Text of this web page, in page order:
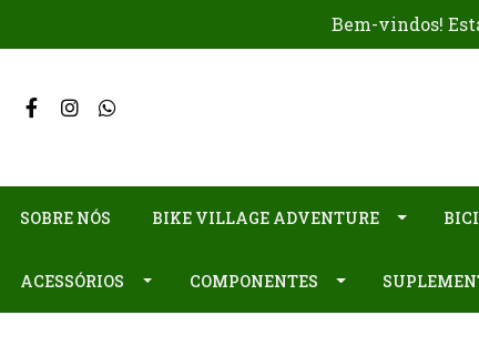
Bem-vindos!
SOBRE NÓS BIKE VILLAGE ADVENTURE
ACESSÓRIOS COMPONENTES